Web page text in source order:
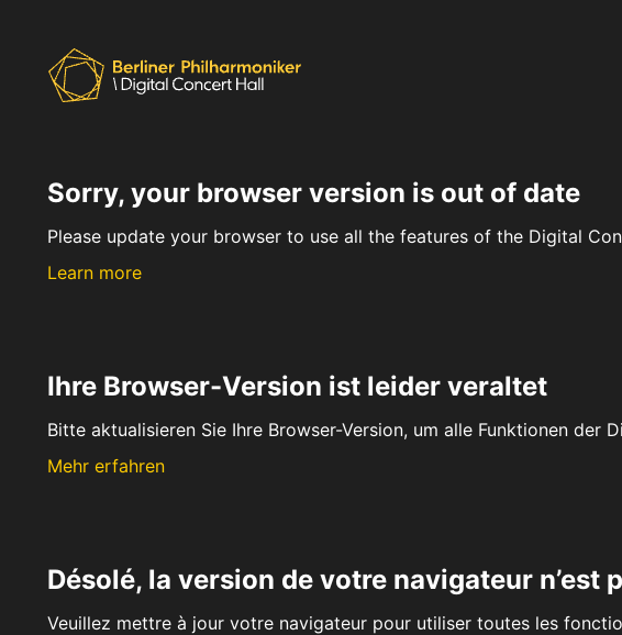
Sorry, your browser version is out of date
Please update your browser to use all the features of the Digital
Learn more
Ihre Browser-Version ist leider veraltet
Bitte aktualisieren Sie Ihre Browser-Version, um alle Funktionen der
Mehr erfahren
Désolé, la version de votre navigateur n’est
Veuillez mettre à jour votre navigateur pour utiliser toutes les